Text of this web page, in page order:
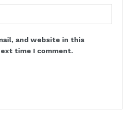
and website in this
time I comment.